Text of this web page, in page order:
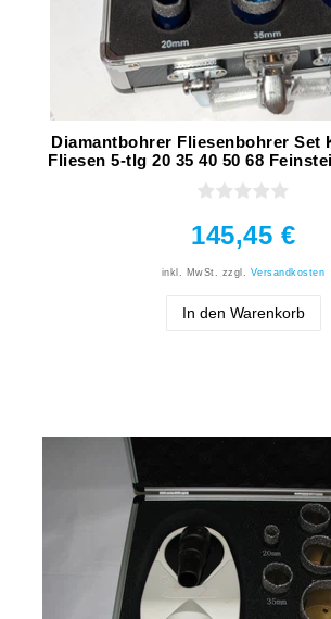
Diamantbohrer Fliesenbohrer Set
Fliesen 5-tlg 20 35 40 50 68
145,45 €
inkl. MwSt. zzgl. Versandkosten
In den Warenkorb